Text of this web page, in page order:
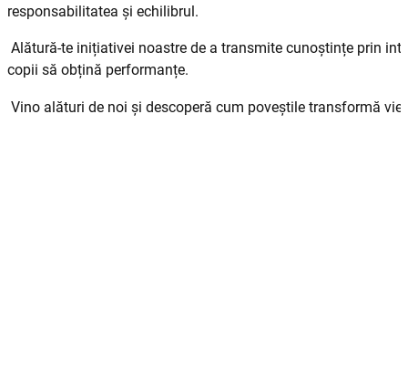
responsabilitatea și echilibrul.
Alătură-te inițiativei noastre de a transmite cunoștințe prin
copii să obțină performanțe.
Vino alături de noi și descoperă cum poveștile transformă